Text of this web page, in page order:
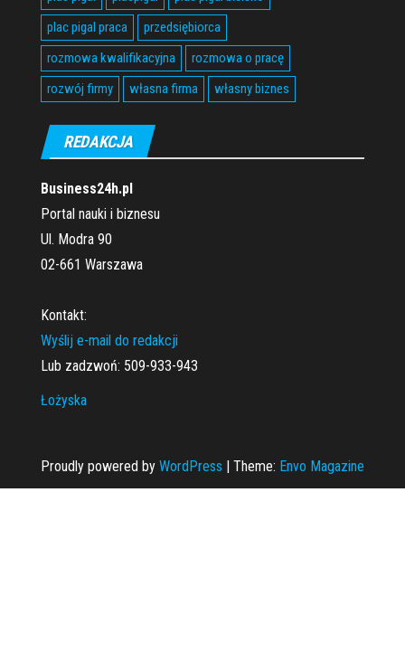
plac pigal praca
przedsiębiorca
rozmowa kwalifikacyjna
rozmowa o pracę
rozwój firmy
własna firma własny biznes
REDAKCJA
Business24h.pl
Portal nauki i biznesu
Ul. Modra 90
02-661 Warszawa
Kontakt:
Wyślij e-mail do redakcji
Lub zadzwoń: 509-933-943
Łożyska
Proudly powered by WordPress | Theme: Envo Magazine